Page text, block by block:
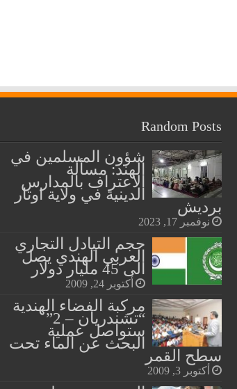
Random Posts
شؤون المسلمين في
الهند: مسألة
الاعتراف بالمدارس
الدينية في ولاية اوتار
برديش
نوفمبر 17, 2023
حجم التبادل التجاري
العربي الهندي يصل
الى 45 مليار دولار
أكتوبر 24, 2009
مركبة الفضاء الهندية
“تشندريان – 2”
ستواصل عملية
البحث عن الماء تحت
سطح القمر
أكتوبر 3, 2009